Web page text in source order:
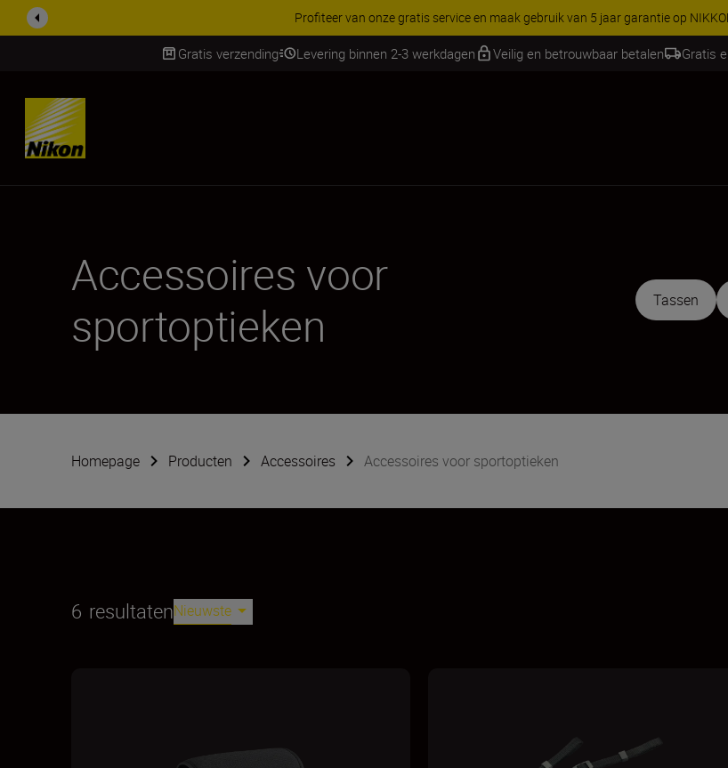
KORTING OP ACCESSOIRES | Bespaar 15% op geselecteerde accessoires, maak
Gratis verzending Levering binnen 2-3 werkdagen Veilig en betrouwbaar betalen Gratis
SKIP
Accessoires voor
sportoptieken
Tassen
Homepage Producten Accessoires Accessoires voor sportoptieken
6 resultatenNieuwste